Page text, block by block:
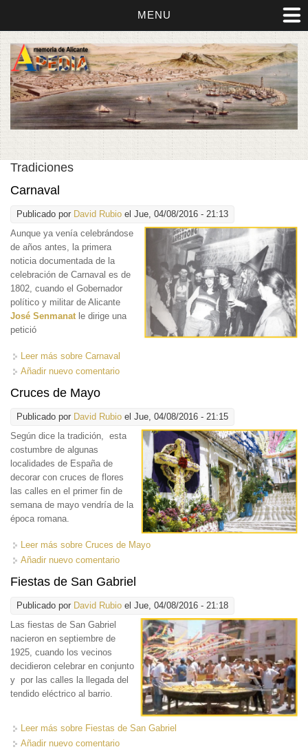
MENU
Tradiciones
Carnaval
Publicado por David Rubio el Jue, 04/08/2016 - 21:13
Aunque ya venía celebrándose
de años antes, la primera
noticia documentada de la
celebración de Carnaval es de
1802, cuando el Gobernador
político y militar de Alicante
José Senmanat le dirige una
petició
Leer más sobre Carnaval
Añadir nuevo comentario
Cruces de Mayo
Publicado por David Rubio el Jue, 04/08/2016 - 21:15
Según dice la tradición
esta
costumbre de algunas
localidades de España de
decorar con cruces de flores
las calles en el primer fin de
semana de mayo vendría de la
época romana.
Leer más sobre Cruces de Mayo
Añadir nuevo comentario
Fiestas de San Gabriel
Publicado por David Rubio el Jue, 04/08/2016 - 21:18
Las fiestas de San Gabriel
nacieron en septiembre de
1925, cuando los vecinos
decidieron celebrar en conjunto
y por las calles la llegada del
tendido eléctrico al barrio.
Leer más sobre Fiestas de San Gabriel
Añadir nuevo comentario